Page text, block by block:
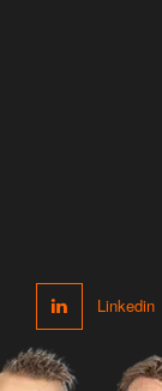
Linkedin